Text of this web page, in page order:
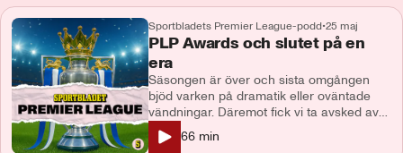
Sportbladets Premier League-podd•25 maj
PLP Awards och slutet på en
era
Säsongen är över och sista omgången
bjöd varken på dramatik eller oväntade
vändningar. Däremot fick vi ta avsked av
några riktiga ikoner. Vi tar ut säsongens
bästa elva, listar bästa och sämsta
66 min